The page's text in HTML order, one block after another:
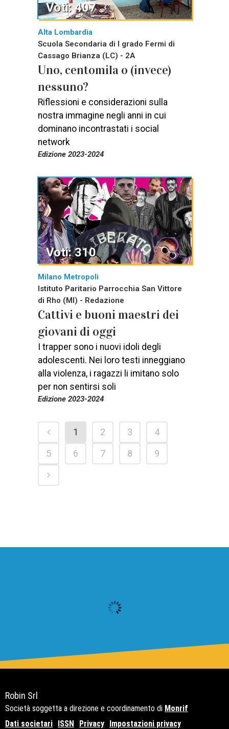
Alta Lombardia
Scuola Secondaria di I grado Fermi di
Cassago Brianza (LC) - 2A
Uno, centomila o (invece)
nessuno?
Riflessioni e considerazioni sulla
nostra immagine negli anni in cui
dominano incontrastati i social
network
Edizione 2023-2024
Voti: 407
Milano Metropoli
Istituto Paritario Parrocchia San Vittore
di Rho (MI) - Redazione
Cattivi e buoni maestri dei
giovani di oggi
I trapper sono i nuovi idoli degli
adolescenti. Nei loro testi inneggiano
alla violenza, i ragazzi li imitano solo
per non sentirsi soli
Edizione 2023-2024
Voti: 310
1 2 3
4
5
6 7 8 9
Robin Srl
Società soggetta a direzione e coordinamento di Monrif
Dati societari
ISSN Privacy Impostazioni privacy